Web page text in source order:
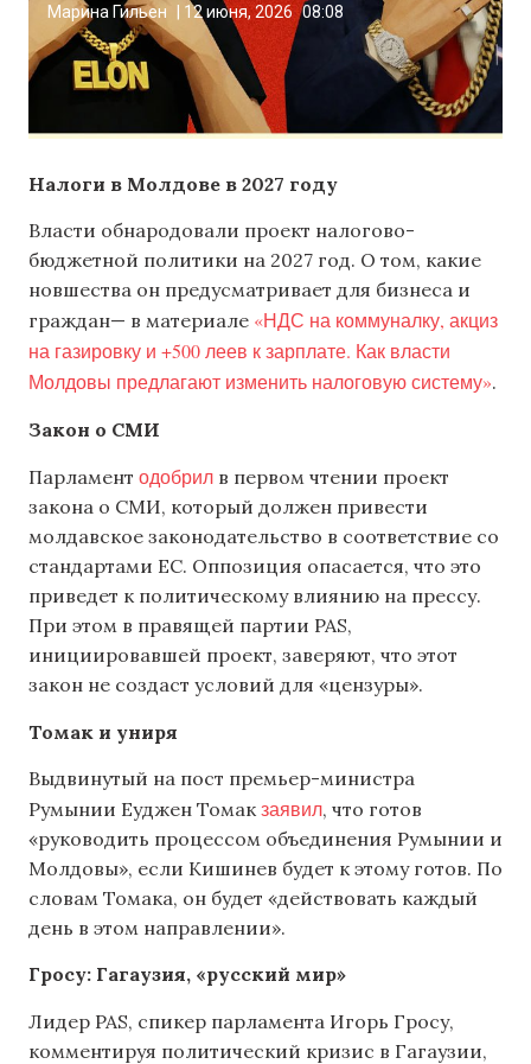
Марина Гильен 12 июня, 2026 08:08
Налоги в Молдове в 2027 году
Власти обнародовали проект налогово-
бюджетной политики на 2027 год. О том, какие
новшества он предусматривает для бизнеса и
граждан— в материале «НДС на коммуналку, акциз
на газировку и +500 леев к зарплате. Как власти
Молдовы предлагают изменить налоговую систему».
Закон о СМИ
Парламент одобрил в первом чтении проект
закона о СМИ, который должен привести
молдавское законодательство в соответствие со
стандартами ЕС. Оппозиция опасается, что это
приведет к политическому влиянию на прессу.
При этом в правящей партии PAS,
инициировавшей проект, заверяют, что этот
закон не создаст условий для «цензуры».
Томак и униря
Выдвинутый на пост премьер-министра
Румынии Еуджен Томак заявил, что готов
«руководить процессом объединения Румынии и
Молдовы», если Кишинев будет к этому готов. По
словам Томака, он будет «действовать каждый
день в этом направлении».
Гросу: Гагаузия, «русский мир»
Лидер PAS, спикер парламента Игорь Гросу,
комментируя политический кризис в Гагаузии,